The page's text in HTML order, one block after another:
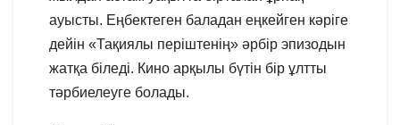
ауысты. Еңбектеген баладан еңкейген кәріге
дейін «Тақиялы періштенің» әрбір эпизодын
жатқа біледі. Кино арқылы бүтін бір ұлтты
тәрбиелеуге болады.